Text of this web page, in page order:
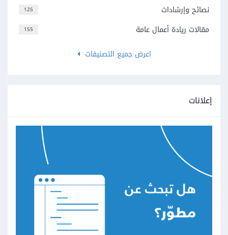
125 نصائح وإرشادات
155
مقالات ريادة أعمال عامة
اعرض جميع التصنيفات
إعلانات